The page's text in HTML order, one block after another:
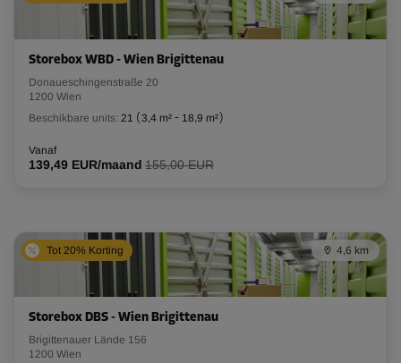
Storebox WBD - Wien Brigittenau
Donaueschingenstraße 20
1200 Wien
Beschikbare units: 21 (3,4 m² - 18,9 m²)
Vanaf
139,49 EUR/maand 155,00 EUR
Tot 20% Korting 4,6 km
Storebox DBS - Wien Brigittenau
Brigittenauer Lände 156
1200 Wien